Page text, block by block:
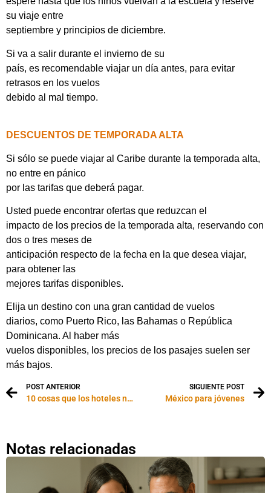
su viaje entre
septiembre y principios de diciembre.
Si va a salir durante el invierno de su
país, es recomendable viajar un día antes, para evitar
retrasos en los vuelos
debido al mal tiempo.
DESCUENTOS DE TEMPORADA ALTA
Si sólo se puede viajar al Caribe durante la temporada alta,
no entre en pánico
por las tarifas que deberá pagar.
Usted puede encontrar ofertas que reduzcan el
impacto de los precios de la temporada alta, reservando con
dos o tres meses de
anticipación respecto de la fecha en la que desea viajar,
para obtener las
mejores tarifas disponibles.
Elija un destino con una gran cantidad de vuelos
diarios, como Puerto Rico, las Bahamas o República
Dominicana. Al haber más
vuelos disponibles, los precios de los pasajes suelen ser
más bajos.
POST ANTERIOR
10 cosas que los hoteles no quieren que sepas
SIGUIENTE POST
México para jóvenes
Notas relacionadas